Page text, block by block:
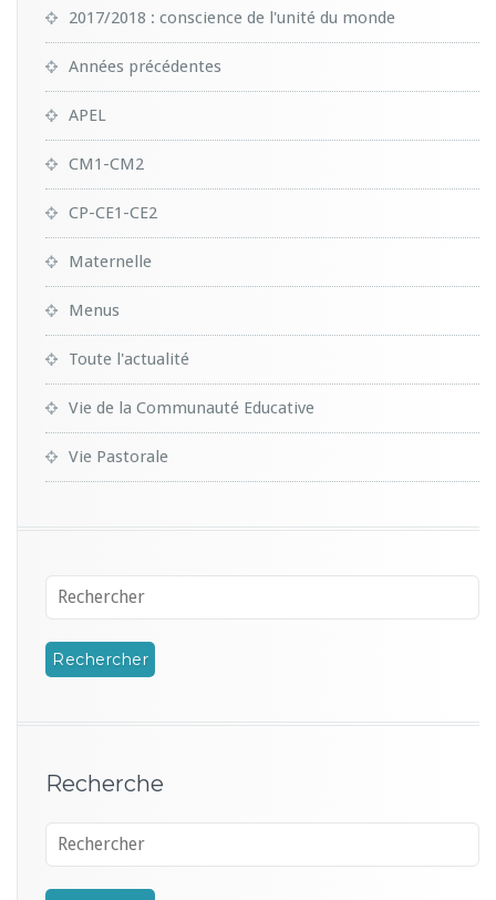
2017/2018 : conscience de l'unité du monde
Années précédentes
APEL
CM1-CM2
CP-CE1-CE2
Maternelle
Menus
Toute l'actualité
Vie de la Communauté Educative
Vie Pastorale
Recherche